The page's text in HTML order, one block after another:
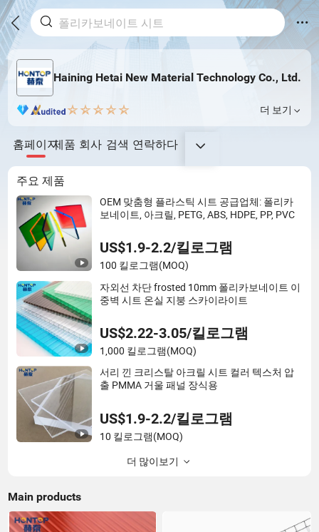
Haining Hetai New Material Technology Co., Ltd.
더 보기
홈페이지제품 회사 검색 연락하다
주요 제품
OEM 맞춤형 플라스틱 시트 공급업체: 폴리카
보네이트, 아크릴, PETG, ABS, HDPE, PP, PVC
US$1.9-2.2/킬로그램
100 킬로그램(MOQ)
자외선 차단 frosted 10mm 폴리카보네이트 이
중벽 시트 온실 지붕 스카이라이트
US$2.22-3.05/킬로그램
1,000 킬로그램(MOQ)
서리 낀 크리스탈 아크릴 시트 컬러 텍스처 압
출 PMMA 거울 패널 장식용
US$1.9-2.2/킬로그램
10 킬로그램(MOQ)
더 많이보기
Main products